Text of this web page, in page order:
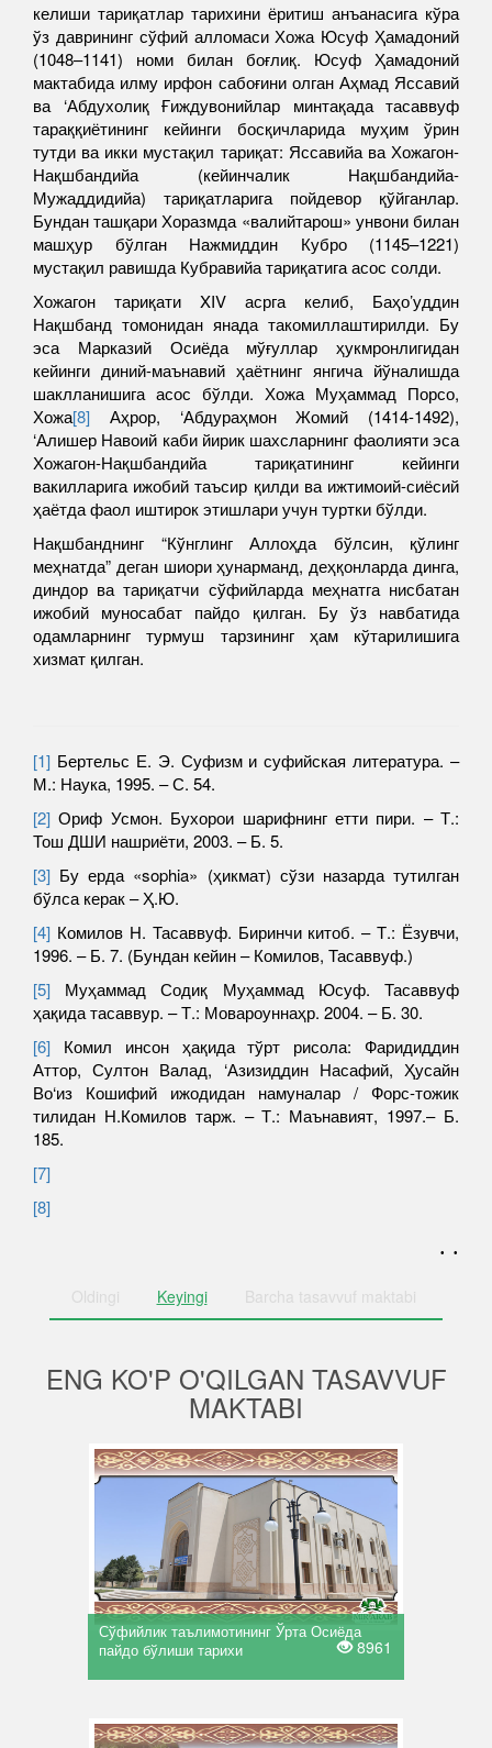
келиши тариқатлар тарихини ёритиш анъанасига кўра
ўз даврининг сўфий алломаси Хожа Юсуф Ҳамадоний
(1048–1141) номи билан боғлиқ. Юсуф Ҳамадоний
мактабида илму ирфон сабоғини олган Аҳмад Яссавий
ва ‘Абдухолиқ Ғиждувонийлар минтақада тасаввуф
тараққиётининг кейинги босқичларида муҳим ўрин
тутди ва икки мустақил тариқат: Яссавийа ва Хожагон-
Нақшбандийа (кейинчалик Нақшбандийа-
Мужаддидийа) тариқатларига пойдевор қўйганлар.
Бундан ташқари Хоразмда «валийтарош» унвони билан
машҳур бўлган Нажмиддин Кубро (1145–1221)
мустақил равишда Кубравийа тариқатига асос солди.
Хожагон тариқати XIV асрга келиб, Баҳо’уддин
Нақшбанд томонидан янада такомиллаштирилди. Бу
эса Марказий Осиёда мўғуллар ҳукмронлигидан
кейинги диний-маънавий ҳаётнинг янгича йўналишда
шаклланишига асос бўлди. Хожа Муҳаммад Порсо,
Хожа[8] Аҳрор, ‘Абдураҳмон Жомий (1414-1492),
‘Алишер Навоий каби йирик шахсларнинг фаолияти эса
Хожагон-Нақшбандийа тариқатининг кейинги
вакилларига ижобий таъсир қилди ва ижтимоий-сиёсий
ҳаётда фаол иштирок этишлари учун туртки бўлди.
Нақшбанднинг “Кўнглинг Аллоҳда бўлсин, қўлинг
меҳнатда” деган шиори ҳунарманд, деҳқонларда динга,
диндор ва тариқатчи сўфийларда меҳнатга нисбатан
ижобий муносабат пайдо қилган. Бу ўз навбатида
одамларнинг турмуш тарзининг ҳам кўтарилишига
хизмат қилган.
[1] Бертельс Е. Э. Суфизм и суфийская литература. –
М.: Наука, 1995. – С. 54.
[2] Ориф Усмон. Бухорои шарифнинг етти пири. – Т.:
Тош ДШИ нашриёти, 2003. – Б. 5.
[3] Бу ерда «sophia» (ҳикмат) сўзи назарда тутилган
бўлса керак – Ҳ.Ю.
[4] Комилов Н. Тасаввуф. Биринчи китоб. – Т.: Ёзувчи,
1996. – Б. 7. (Бундан кейин – Комилов, Тасаввуф.)
[5] Муҳаммад Содиқ Муҳаммад Юсуф. Тасаввуф
ҳақида тасаввур. – Т.: Мовароуннаҳр. 2004. – Б. 30.
[6] Комил инсон ҳақида тўрт рисола: Фаридиддин
Аттор, Султон Валад, ‘Азизиддин Насафий, Ҳусайн
Во‘из Кошифий ижодидан намуналар / Форс-тожик
тилидан Н.Комилов тарж. – Т.: Маънавият, 1997.– Б.
185.
[7]
[8]
. .
Oldingi Keyingi Barcha tasavvuf maktabi
ENG KO'P O'QILGAN TASAVVUF
MAKTABI
Сўфийлик таълимотининг Ўрта Осиёда
пайдо бўлиши тарихи
8961